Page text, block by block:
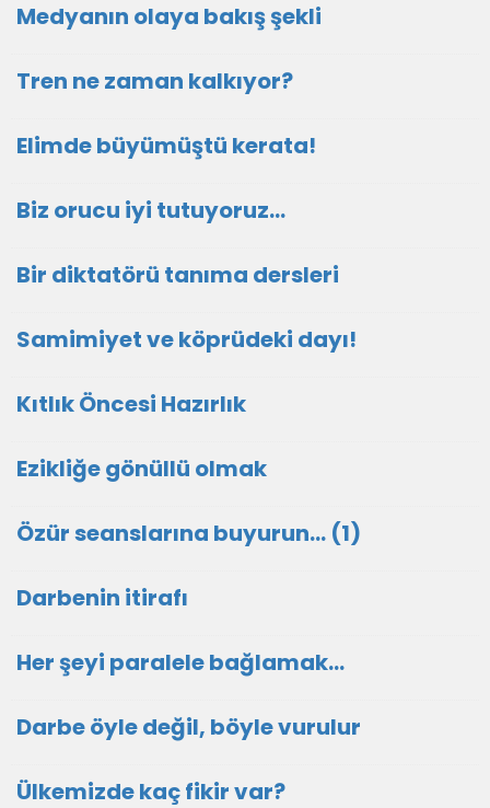
Medyanın olaya bakış şekli
Tren ne zaman kalkıyor?
Elimde büyümüştü kerata!
Biz orucu iyi tutuyoruz…
Bir diktatörü tanıma dersleri
Samimiyet ve köprüdeki dayı!
Kıtlık Öncesi Hazırlık
Ezikliğe gönüllü olmak
Özür seanslarına buyurun… (1)
Darbenin itirafı
Her şeyi paralele bağlamak…
Darbe öyle değil, böyle vurulur
Ülkemizde kaç fikir var?